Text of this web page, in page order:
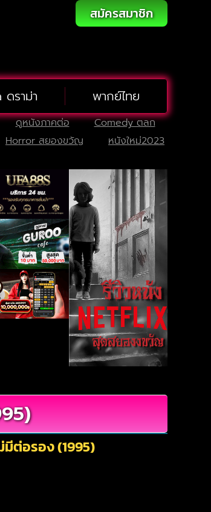
สมัครสมาชิก
ดราม่า พากย์ไทย
ดูหนังภาคต่อ
Comedy ตลก
Horror สยองขวัญ หนังใหม่2023
ต่อรอง (1995)